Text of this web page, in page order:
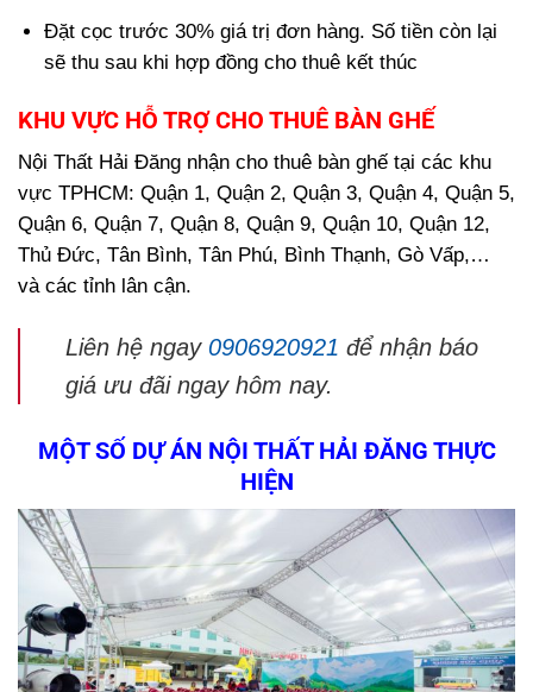
Đặt cọc trước 30% giá trị đơn hàng. Số tiền còn lại
sẽ thu sau khi hợp đồng cho thuê kết thúc
KHU VỰC HỖ TRỢ CHO THUÊ BÀN GHẾ
Nội Thất Hải Đăng nhận cho thuê bàn ghế tại các khu
vực TPHCM: Quận 1, Quận 2, Quận 3, Quận 4, Quận 5,
Quận 6, Quận 7, Quận 8, Quận 9, Quận 10, Quận 12,
Thủ Đức, Tân Bình, Tân Phú, Bình Thạnh, Gò Vấp,…
và các tỉnh lân cận.
Liên hệ ngay 0906920921 để nhận báo
giá ưu đãi ngay hôm nay.
MỘT SỐ DỰ ÁN NỘI THẤT HẢI ĐĂNG THỰC
HIỆN